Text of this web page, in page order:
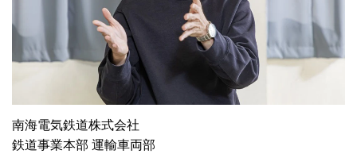
南海電気鉄道株式会社
鉄道事業本部 運輸車両部